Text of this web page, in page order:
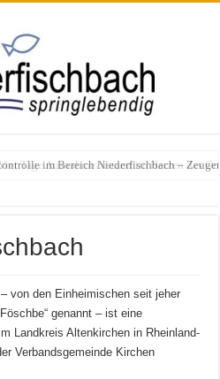
im Bereich Niederfischbach –
von den Einheimischen seit jeher
genannt – ist eine
Landkreis Altenkirchen in Rheinland-
Verbandsgemeinde Kirchen